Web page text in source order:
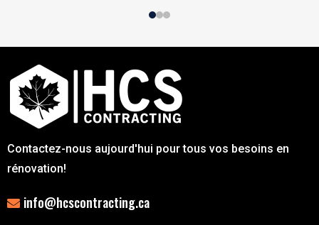
Contactez-nous aujourd'hui pour tous vos besoins en
rénovation!
info@hcscontracting.ca